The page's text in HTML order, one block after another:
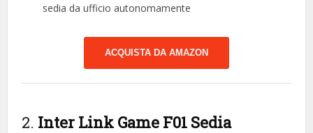
sedia da ufficio autonomamente
ACQUISTA DA AMAZON
2. Inter Link Game F01 Sedia